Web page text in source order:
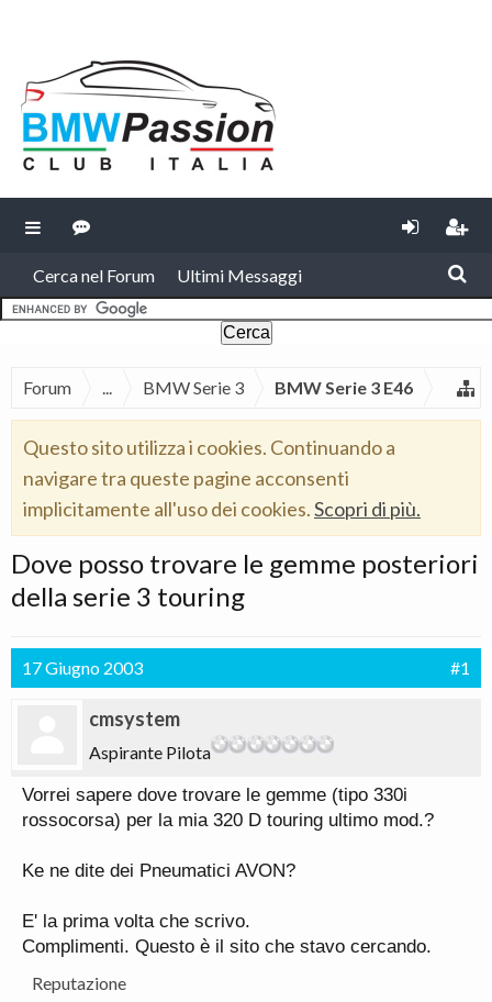
Cerca nel Forum Ultimi Messaggi
Forum ... BMW Serie 3 BMW Serie 3 E46
Questo sito utilizza i cookies. Continuando a
navigare tra queste pagine acconsenti
implicitamente all'uso dei cookies.Scopri di più.
Dove posso trovare le gemme posteriori
della serie 3 touring
17 Giugno 2003 #1
cmsystem
Aspirante Pilota
Vorrei sapere dove trovare le gemme (tipo 330i
rossocorsa) per la mia 320 D touring ultimo mod.?
Ke ne dite dei Pneumatici AVON?
E' la prima volta che scrivo.
Complimenti. Questo è il sito che stavo cercando.
Reputazione